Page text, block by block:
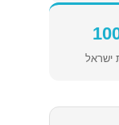
ישראל